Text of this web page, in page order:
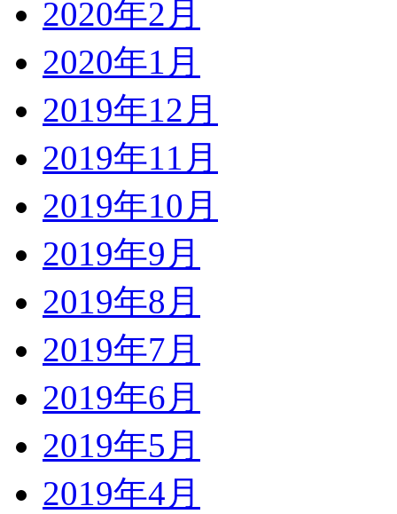
2020年2月
2020年1月
2019年12月
2019年11月
2019年10月
2019年9月
2019年8月
2019年7月
2019年6月
2019年5月
2019年4月